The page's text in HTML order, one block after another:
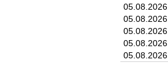
05.08.2026
05.08.2026
05.08.2026
05.08.2026
05.08.2026